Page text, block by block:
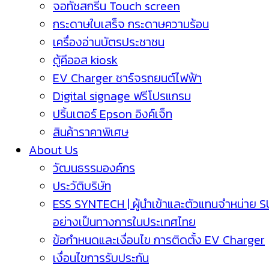
จอทัชสกรีน Touch screen
กระดาษใบเสร็จ กระดาษความร้อน
เครื่องอ่านบัตรประชาชน
ตู้คีออส kiosk
EV Charger ชาร์จรถยนต์ไฟฟ้า
Digital signage ฟรีโปรแกรม
ปริ้นเตอร์ Epson อิงค์เจ็ท
สินค้าราคาพิเศษ
About Us
วัฒนธรรมองค์กร
ประวัติบริษัท
ESS SYNTECH | ผู้นำเข้าและตัวแทนจำหน่าย
อย่างเป็นทางการในประเทศไทย
ข้อกำหนดและเงื่อนไข การติดตั้ง EV Charger
เงื่อนไขการรับประกัน